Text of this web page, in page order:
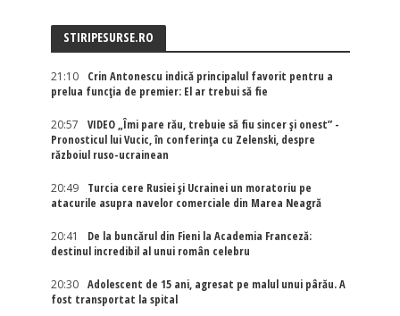
STIRIPESURSE.RO
21:10
Crin Antonescu indică principalul favorit pentru a
prelua funcția de premier: El ar trebui să fie
20:57
VIDEO „Îmi pare rău, trebuie să fiu sincer și onest” -
Pronosticul lui Vucic, în conferința cu Zelenski, despre
războiul ruso-ucrainean
20:49
Turcia cere Rusiei și Ucrainei un moratoriu pe
atacurile asupra navelor comerciale din Marea Neagră
20:41
De la buncărul din Fieni la Academia Franceză:
destinul incredibil al unui român celebru
20:30
Adolescent de 15 ani, agresat pe malul unui pârău. A
fost transportat la spital